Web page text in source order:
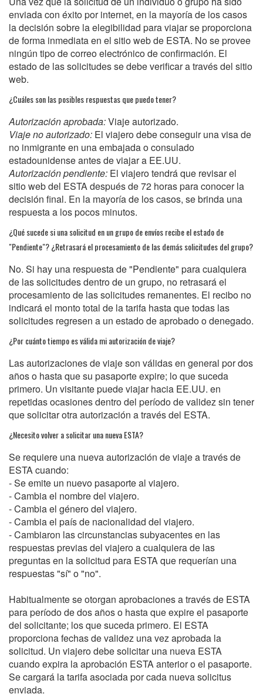
enviada con éxito por internet, en la mayoría de los casos
la decisión sobre la elegibilidad para viajar se proporciona
de forma inmediata en el sitio web de ESTA. No se provee
ningún tipo de correo electrónico de confirmación. El
estado de las solicitudes se debe verificar a través del sitio
web.
¿Cuáles son las posibles respuestas que puedo tener?
Autorización aprobada:Viaje autorizado.
Viaje no autorizado: El viajero debe conseguir una visa de
no inmigrante en una embajada o consulado
estadounidense antes de viajar a EE.UU.
Autorización pendiente: El viajero tendrá que revisar el
sitio web del ESTA después de 72 horas para conocer la
decisión final. En la mayoría de los casos, se brinda una
respuesta a los pocos minutos.
¿Qué sucede si una solicitud en un grupo de envíos recibe el estado de
"Pendiente"? ¿Retrasará el procesamiento de las demás solicitudes del grupo?
No. Si hay una respuesta de "Pendiente" para cualquiera
de las solicitudes dentro de un grupo, no retrasará el
procesamiento de las solicitudes remanentes. El recibo no
indicará el monto total de la tarifa hasta que todas las
solicitudes regresen a un estado de aprobado o denegado.
¿Por cuánto tiempo es válida mi autorización de viaje?
Las autorizaciones de viaje son válidas en general por dos
años o hasta que su pasaporte expire; lo que suceda
primero. Un visitante puede viajar hacia EE.UU. en
repetidas ocasiones dentro del período de validez sin tener
que solicitar otra autorización a través del ESTA.
¿Necesito volver a solicitar una nueva ESTA?
Se requiere una nueva autorización de viaje a través de
ESTA cuando:
- Se emite un nuevo pasaporte al viajero.
- Cambia el nombre del viajero.
- Cambia el género del viajero.
- Cambia el país de nacionalidad del viajero.
- Cambiaron las circunstancias subyacentes en las
respuestas previas del viajero a cualquiera de las
preguntas en la solicitud para ESTA que requerían una
respuestas "sí" o "no".
Habitualmente se otorgan aprobaciones a través de ESTA
para período de dos años o hasta que expire el pasaporte
del solicitante; los que suceda primero. El ESTA
proporciona fechas de validez una vez aprobada la
solicitud. Un viajero debe solicitar una nueva ESTA
cuando expira la aprobación ESTA anterior o el pasaporte.
Se cargará la tarifa asociada por cada nueva solicitus
enviada.